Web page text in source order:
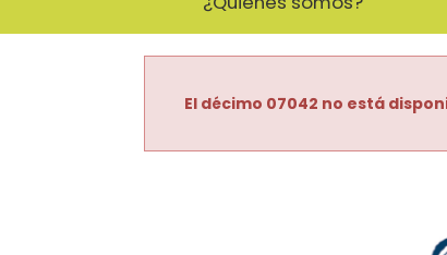
El décimo 07042 no está